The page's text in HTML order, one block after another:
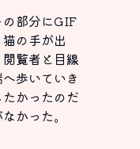
部分にGIF
の手が出
覧者と目線
歩いていき
かったのだ
かった。